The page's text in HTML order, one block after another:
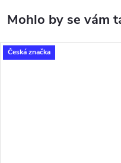
Česká značka